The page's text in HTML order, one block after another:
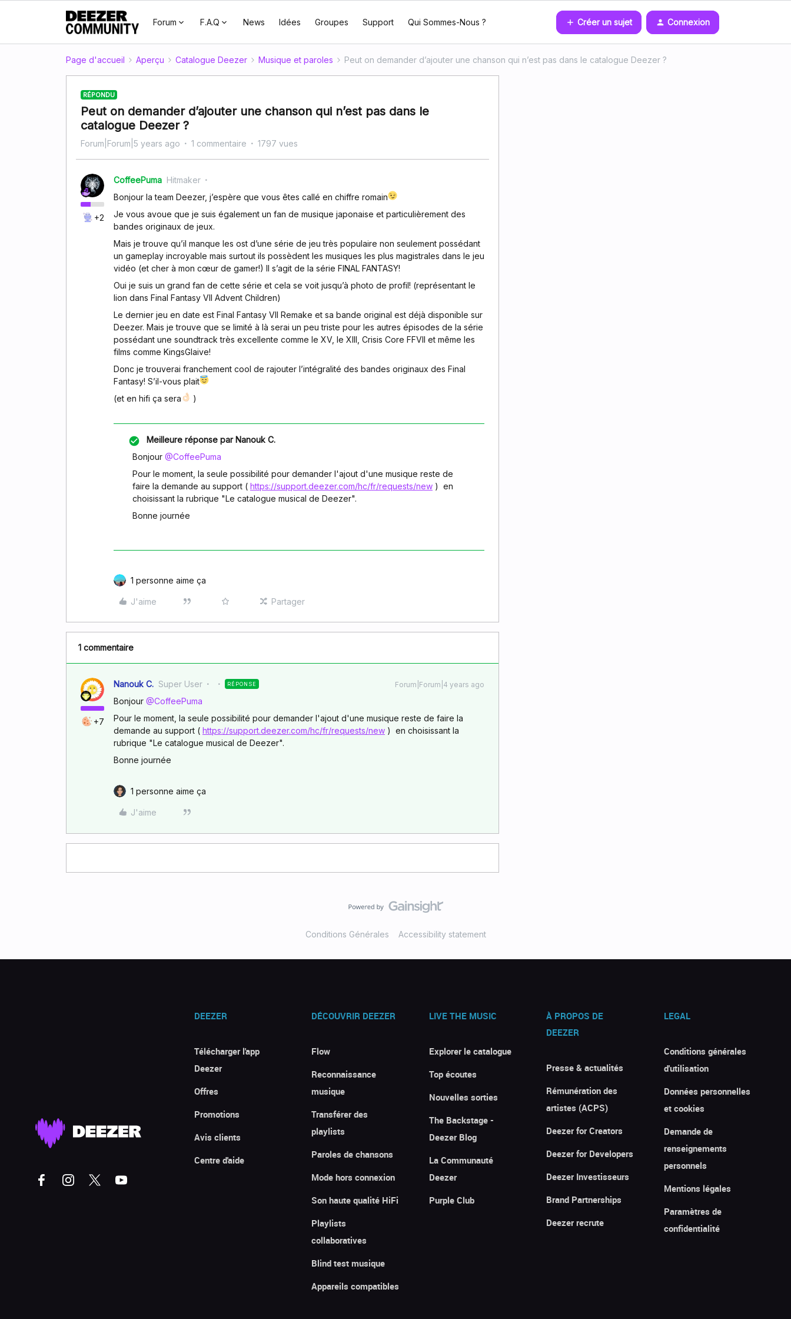
Forum F.A.Q News Idées Groupes Support Qui Sommes-Nous ? Créer un sujet Connexion
Page d'accueil Aperçu Catalogue Deezer Musique et paroles Peut on demander d’ajouter une chanson qui n’est pas dans le catalogue Deezer ?
RÉPONDU
Peut on demander d’ajouter une chanson qui n’est pas dans le
catalogue Deezer ?
Forum|Forum|5 years ago 1 commentaire 1797 vues
+2
CoffeePuma Hitmaker
Bonjour la team Deezer, j’espère que vous êtes callé en chiffre romain
Je vous avoue que je suis également un fan de musique japonaise et particulièrement des
bandes originaux de jeux.
Mais je trouve qu’il manque les ost d’une série de jeu très populaire non seulement possédant
un gameplay incroyable mais surtout ils possèdent les musiques les plus magistrales dans le jeu
vidéo (et cher à mon cœur de gamer!) Il s’agit de la série FINAL FANTASY!
Oui je suis un grand fan de cette série et cela se voit jusqu’à photo de profil! (représentant le
lion dans Final Fantasy VII Advent Children)
Le dernier jeu en date est Final Fantasy VII Remake et sa bande original est déjà disponible sur
Deezer. Mais je trouve que se limité à là serai un peu triste pour les autres épisodes de la série
possédant une soundtrack très excellente comme le XV, le XIII, Crisis Core FFVII et même les
films comme KingsGlaive!
Donc je trouverai franchement cool de rajouter l’intégralité des bandes originaux des Final
Fantasy! S’il-vous plait
(et en hifi ça sera
)
Meilleure réponse parNanouk C.
Bonjour @CoffeePuma
Pour le moment, la seule possibilité pour demander l'ajout d'une musique reste de
faire la demande au support ( https://support.deezer.com/hc/fr/requests/new ) en
choisissant la rubrique "Le catalogue musical de Deezer".
Bonne journée
1 personne aime ça
J'aime Partager
1 commentaire
+7
Nanouk C. Super User RÉPONSE Forum|Forum|4 years ago
Bonjour @CoffeePuma
Pour le moment, la seule possibilité pour demander l'ajout d'une musique reste de faire la
demande au support ( https://support.deezer.com/hc/fr/requests/new ) en choisissant la
rubrique "Le catalogue musical de Deezer".
Bonne journée
1 personne aime ça
J'aime
Conditions Générales Accessibility statement
DEEZER
Télécharger l'app
Deezer
Offres
Promotions
Avis clients
Centre d'aide
DÉCOUVRIR DEEZER
Flow
Reconnaissance
musique
Transférer des
playlists
Paroles de chansons
Mode hors connexion
Son haute qualité HiFi
Playlists
collaboratives
Blind test musique
Appareils compatibles
LIVE THE MUSIC
Explorer le catalogue
Top écoutes
Nouvelles sorties
The Backstage -
Deezer Blog
La Communauté
Deezer
Purple Club
À PROPOS DE
DEEZER
Presse & actualités
Rémunération des
artistes (ACPS)
Deezer for Creators
Deezer for Developers
Deezer Investisseurs
Brand Partnerships
Deezer recrute
LEGAL
Conditions générales
d'utilisation
Données personnelles
et cookies
Demande de
renseignements
personnels
Mentions légales
Paramètres de
confidentialité